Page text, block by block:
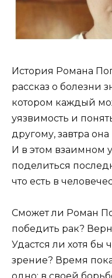
История Романа
рассказ о болезни
котором каждый
уязвимость и
другому, завтра
И в этом взаимном
поделиться
что есть в
Сможет ли Роман
победить рак?
Удастся ли хотя бы
зрение? Время